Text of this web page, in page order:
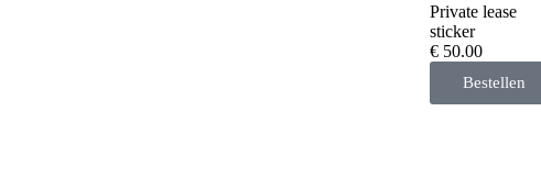
Private lease
sticker
€ 50.00
Bestellen